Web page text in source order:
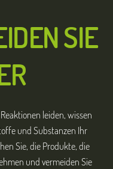
SIE
leiden, wissen
und Substanzen Ihr
Sie, die Produkte, die
und vermeiden Sie